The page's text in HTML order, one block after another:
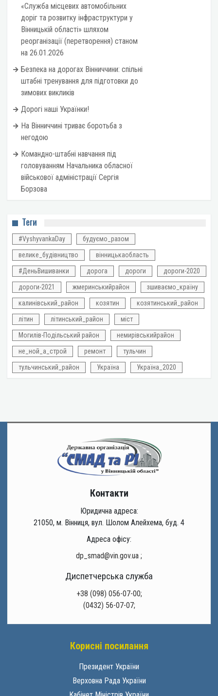
«Служба місцевих автомобільних
доріг та розвитку інфраструктури у
Вінницькій області» шляхом
реорганізації (перетворення) станом
на 26.01.2026
Безпека на дорогах Вінниччини: спільні
штабні тренування для підготовки до
зимових викликів
Дорогі наші Українки!
На Вінниччині триває боротьба з
негодою
Командно-штабні навчання під
головуванням Начальника обласної
військової адміністрації Сергія
Борзова
Теги
#VyshyvankaDay будуємо_разом
велике_будівництво вінницькаобласть
#ДеньВишиванки дорога дороги дороги-2020
дороги-2021 жмеринськийрайон зшиваємо_країну
калинівський_район козятин козятинський_район
літин літинський_район міст
Могилів-Подільський район немирівськийрайон
не_ной_а_строй ремонт тульчин
тульчинський_район Україна Україна_2020
Контакти
Юридична адреса:
21050, м. Вінниця, вул. Шолом Алейхема, буд. 4
Адреса офісу:
dp_smad@vin.gov.ua ;
Диспетчерська служба
+38 (098) 056-07-00;
(0432) 56-07-07;
Корисні посилання
Президент України
Верховна Рада України